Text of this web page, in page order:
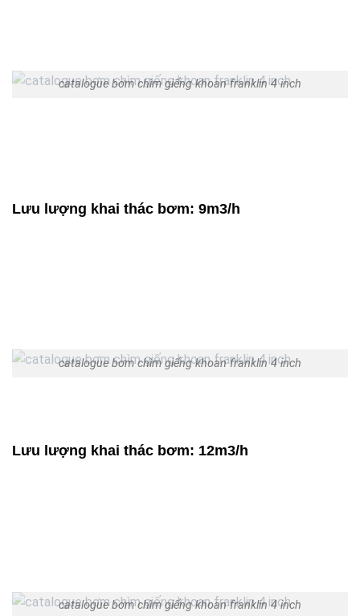
catalogue bơm chìm giếng khoan franklin 4 inch
Lưu lượng khai thác bơm: 9m3/h
catalogue bơm chìm giếng khoan franklin 4 inch
Lưu lượng khai thác bơm: 12m3/h
catalogue bơm chìm giếng khoan franklin 4 inch